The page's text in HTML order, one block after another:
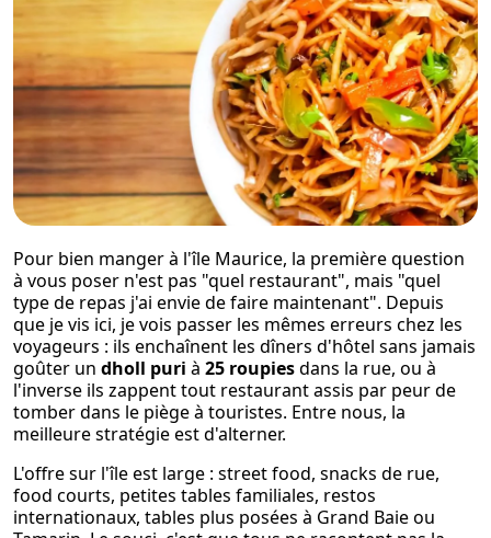
Pour bien manger à l'île Maurice, la première question
à vous poser n'est pas "quel restaurant", mais "quel
type de repas j'ai envie de faire maintenant". Depuis
que je vis ici, je vois passer les mêmes erreurs chez les
voyageurs : ils enchaînent les dîners d'hôtel sans jamais
goûter un dholl puri à 25 roupiesdans la rue, ou à
l'inverse ils zappent tout restaurant assis par peur de
tomber dans le piège à touristes. Entre nous, la
meilleure stratégie est d'alterner.
L'offre sur l'île est large : street food, snacks de rue,
food courts, petites tables familiales, restos
internationaux, tables plus posées à Grand Baie ou